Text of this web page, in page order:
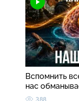
Вспомнить
нас